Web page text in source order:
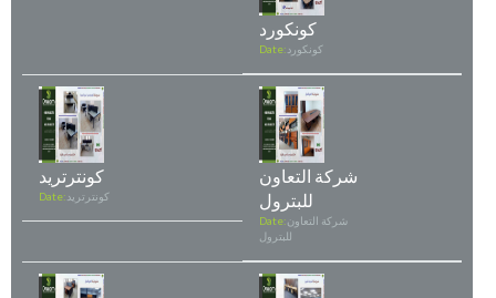
كونكورد
Date: كونكورد
كونترتريد
Date: كونترتريد
شركة التعاون
للبترول
Date:شركة التعاون
للبترول